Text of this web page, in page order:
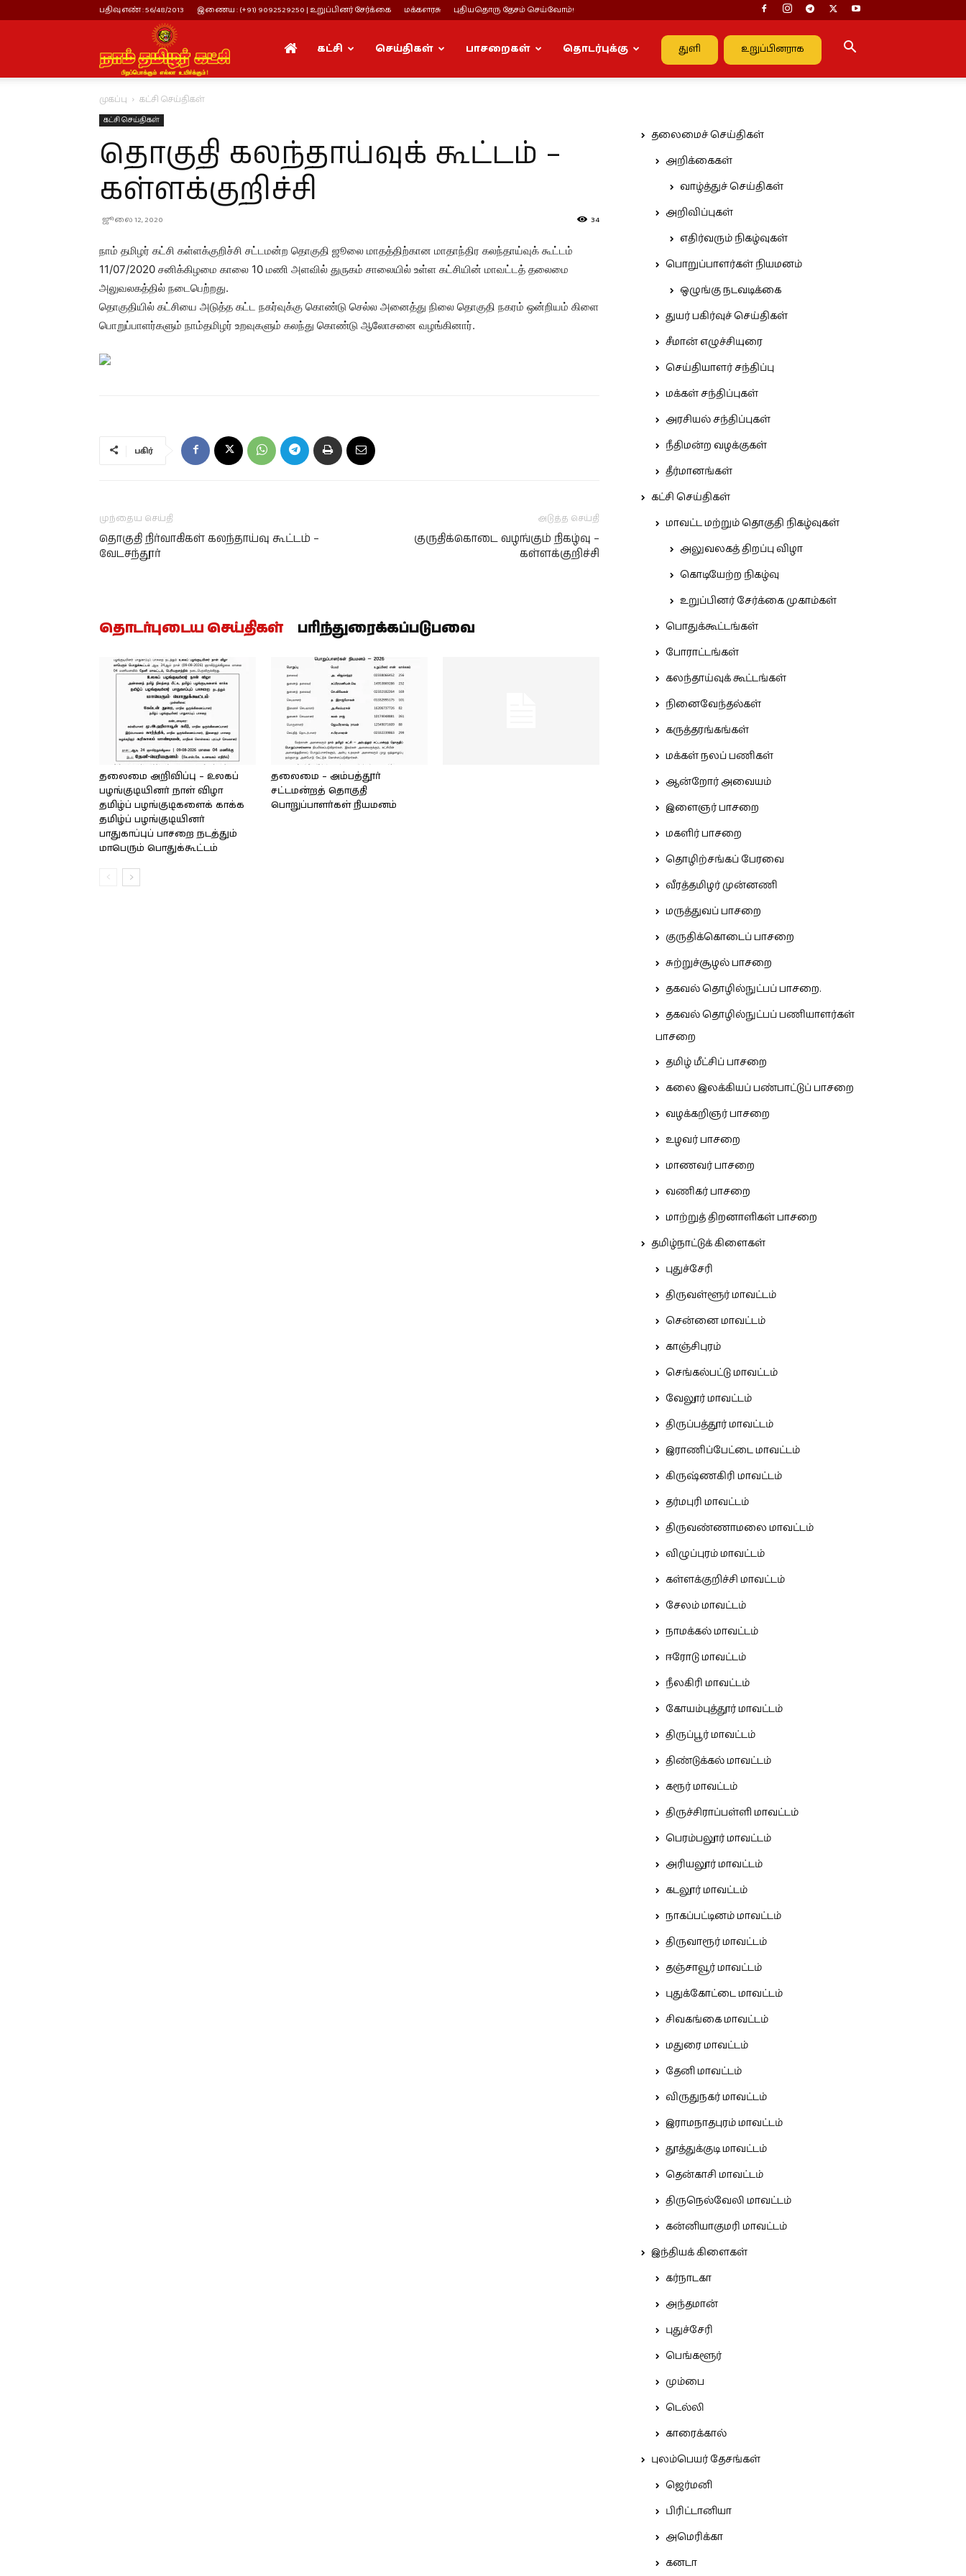
பதிவு எண் : 56/48/2013 இணைய : (+91) 9092529250 | உறுப்பினர் சேர்க்கை மக்களரசு புதியதொரு தேசம் செய்வோம்!
துளி உறுப்பினராக
நாம்
கட்சி
கட்சி செய்திகள் பாசறைகள் தொடர்புக்கு
முகப்பு கட்சி செய்திகள்
கட்சி செய்திகள்
தொகுதி கலந்தாய்வுக் கூட்டம் –
கள்ளக்குறிச்சி
ஜூலை 12, 2020 34
நாம் தமிழர் கட்சி கள்ளக்குறிச்சி சட்டமன்ற தொகுதி ஜூலை மாதத்திற்கான மாதாந்திர கலந்தாய்வுக் கூட்டம்
11/07/2020 சனிக்கிழமை காலை 10 மணி அளவில் துருகம் சாலையில் உள்ள கட்சியின் மாவட்டத் தலைமை
அலுவலகத்தில் நடைபெற்றது.
தொகுதியில் கட்சியை அடுத்த கட்ட நகர்வுக்கு கொண்டு செல்ல அனைத்து நிலை தொகுதி நகரம் ஒன்றியம் கிளை
பொறுப்பாளர்களும் நாம்தமிழர் உறவுகளும் கலந்து கொண்டு ஆலோசனை வழங்கினார்.
பகிர்
முந்தைய செய்தி
தொகுதி நிர்வாகிகள் கலந்தாய்வு கூட்டம் –
வேடசந்தூர்
அடுத்த செய்தி
குருதிக்கொடை வழங்கும் நிகழ்வு –
கள்ளக்குறிச்சி
தொடர்புடைய செய்திகள் பரிந்துரைக்கப்படுபவை
தலைமை அறிவிப்பு – உலகப்
பழங்குடியினர் நாள் விழா
தமிழ்ப் பழங்குடிகளைக் காக்க
தமிழ்ப் பழங்குடியினர்
பாதுகாப்புப் பாசறை நடத்தும்
மாபெரும் பொதுக்கூட்டம்
தலைமை – அம்பத்தூர்
சட்டமன்றத் தொகுதி
பொறுப்பாளர்கள் நியமனம்
தலைமைச் செய்திகள்
அறிக்கைகள்
வாழ்த்துச் செய்திகள்
அறிவிப்புகள்
எதிர்வரும் நிகழ்வுகள்
பொறுப்பாளர்கள் நியமனம்
ஒழுங்கு நடவடிக்கை
துயர் பகிர்வுச் செய்திகள்
சீமான் எழுச்சியுரை
செய்தியாளர் சந்திப்பு
மக்கள் சந்திப்புகள்
அரசியல் சந்திப்புகள்
நீதிமன்ற வழக்குகள்
தீர்மானங்கள்
கட்சி செய்திகள்
மாவட்ட மற்றும் தொகுதி நிகழ்வுகள்
அலுவலகத் திறப்பு விழா
கொடியேற்ற நிகழ்வு
உறுப்பினர் சேர்க்கை முகாம்கள்
பொதுக்கூட்டங்கள்
போராட்டங்கள்
கலந்தாய்வுக் கூட்டங்கள்
நினைவேந்தல்கள்
கருத்தரங்கங்கள்
மக்கள் நலப் பணிகள்
ஆன்றோர் அவையம்
இளைஞர் பாசறை
மகளிர் பாசறை
தொழிற்சங்கப் பேரவை
வீரத்தமிழர் முன்னணி
மருத்துவப் பாசறை
குருதிக்கொடைப் பாசறை
சுற்றுச்சூழல் பாசறை
தகவல் தொழில்நுட்பப் பாசறை.
தகவல் தொழில்நுட்பப் பணியாளர்கள்
பாசறை
தமிழ் மீட்சிப் பாசறை
கலை இலக்கியப் பண்பாட்டுப் பாசறை
வழக்கறிஞர் பாசறை
உழவர் பாசறை
மாணவர் பாசறை
வணிகர் பாசறை
மாற்றுத் திறனாளிகள் பாசறை
தமிழ்நாட்டுக் கிளைகள்
புதுச்சேரி
திருவள்ளூர் மாவட்டம்
சென்னை மாவட்டம்
காஞ்சிபுரம்
செங்கல்பட்டு மாவட்டம்
வேலூர் மாவட்டம்
திருப்பத்தூர் மாவட்டம்
இராணிப்பேட்டை மாவட்டம்
கிருஷ்ணகிரி மாவட்டம்
தர்மபுரி மாவட்டம்
திருவண்ணாமலை மாவட்டம்
விழுப்புரம் மாவட்டம்
கள்ளக்குறிச்சி மாவட்டம்
சேலம் மாவட்டம்
நாமக்கல் மாவட்டம்
ஈரோடு மாவட்டம்
நீலகிரி மாவட்டம்
கோயம்புத்தூர் மாவட்டம்
திருப்பூர் மாவட்டம்
திண்டுக்கல் மாவட்டம்
கரூர் மாவட்டம்
திருச்சிராப்பள்ளி மாவட்டம்
பெரம்பலூர் மாவட்டம்
அரியலூர் மாவட்டம்
கடலூர் மாவட்டம்
நாகப்பட்டினம் மாவட்டம்
திருவாரூர் மாவட்டம்
தஞ்சாவூர் மாவட்டம்
புதுக்கோட்டை மாவட்டம்
சிவகங்கை மாவட்டம்
மதுரை மாவட்டம்
தேனி மாவட்டம்
விருதுநகர் மாவட்டம்
இராமநாதபுரம் மாவட்டம்
தூத்துக்குடி மாவட்டம்
தென்காசி மாவட்டம்
திருநெல்வேலி மாவட்டம்
கன்னியாகுமரி மாவட்டம்
இந்தியக் கிளைகள்
கர்நாடகா
அந்தமான்
புதுச்சேரி
பெங்களூர்
மும்பை
டெல்லி
காரைக்கால்
புலம்பெயர் தேசங்கள்
ஜெர்மனி
பிரிட்டானியா
அமெரிக்கா
கனடா